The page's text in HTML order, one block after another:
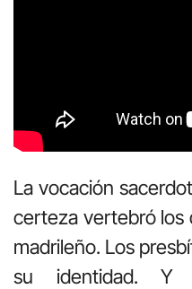
La vocación
certeza vertebró los
madrileño. Los
su identidad. Y